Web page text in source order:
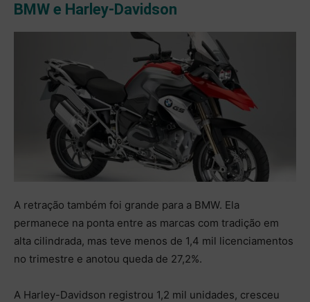
BMW e Harley-Davidson
A retração também foi grande para a BMW. Ela
permanece na ponta entre as marcas com tradição em
alta cilindrada, mas teve menos de 1,4 mil licenciamentos
no trimestre e anotou queda de 27,2%.
A Harley-Davidson registrou 1,2 mil unidades, cresceu